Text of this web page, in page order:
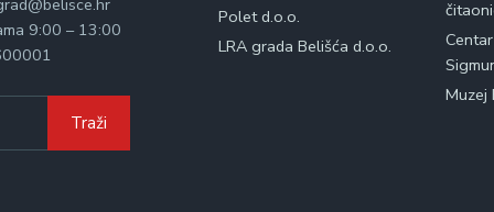
9:00 – 13:00
Traži
Polet d.o.o.
LRA grada Belišća d.o.o.
Muzej